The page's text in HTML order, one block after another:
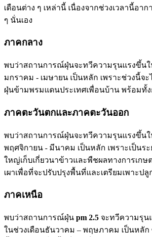
เดือนต่าง ๆ เหล่านี้ เนื่องจากช่วงเวลานี้อา
ๆ นั่นเอง
ภาคกลาง
พบว่าสถานการณ์ฝุ่นจะทวีความรุนแรงขึ้นใ
มกราคม - เมษายน เป็นหลัก เพราะช่วงนี้จ
ฝุ่นข้ามพรมแดนประเทศเพื่อนบ้าน พร้อมทั้ง
ภาคตะวันตกและภาคตะวันออก
พบว่าสถานการณ์ฝุ่นจะทวีความรุนแรงขึ้นใ
พฤศจิกายน - มีนาคม เป็นหลัก เพราะเป็นร
ใหญ่เก็บเกี่ยวนาข้าวและพืชผลทางการเกษ
เผาเพื่อที่จะปรับปรุงพื้นที่และเตรียมเพาะป
ภาคเหนือ
พบว่าสถานการณ์ฝุ่น pm 2.5 จะทวีความรุน
ในช่วงเดือนธันวาคม – พฤษภาคม เป็นหลัก